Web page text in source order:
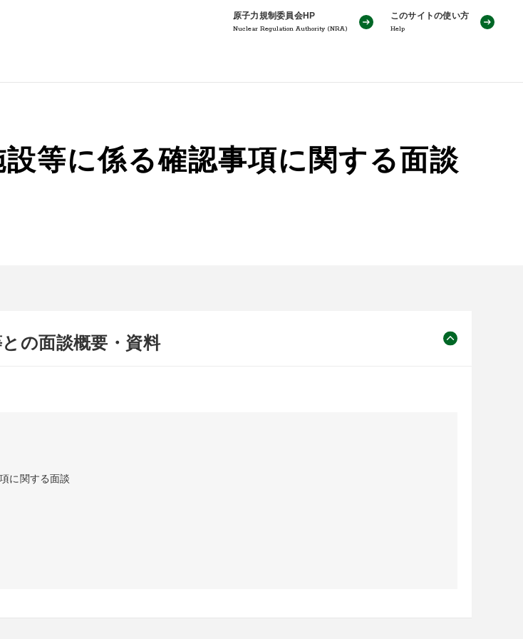
原子力規制委員会HP
Nuclear Regulation Authority (NRA)
このサイトの使い方
Help
等に係る確認事項に関する面談
の面談概要・資料
に関する面談